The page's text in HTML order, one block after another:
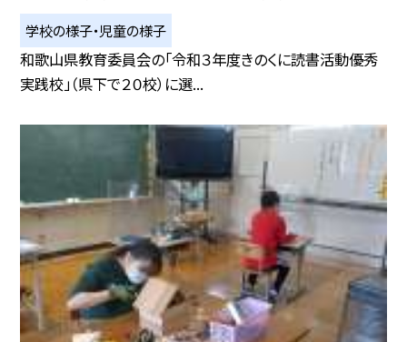
学校の様子・児童の様子
和歌山県教育委員会の「令和３年度きのくに読書活動優秀
実践校」（県下で２０校）に選...